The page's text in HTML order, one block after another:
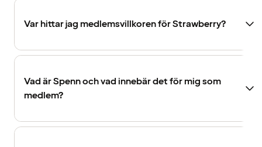
Var hittar jag medlemsvillkoren för Strawberry?
Vad är Spenn och vad innebär det för mig som
medlem?